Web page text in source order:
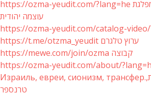
https://ozma-yeudit.com/?lang=he אתר תמיכה לא רשמי במפלגת
עוצמה יהודית
https://t.me/otzma_yeudit ערוץ טלגרם
https://mewe.com/join/ozma קבוצה
Израиль, евреи, сионизм, трансфер.ישראל, יהודים, ציונות,
טרנספר